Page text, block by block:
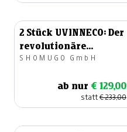
2 Stück UVINNECO: Der
revolutionäre
Wasserfilter
SHOMUGO GmbH
ab nur € 129,00
statt€ 233,00